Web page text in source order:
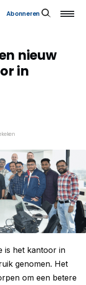
Abonneren
nieuw
in
is het kantoor in
genomen. Het
om een betere